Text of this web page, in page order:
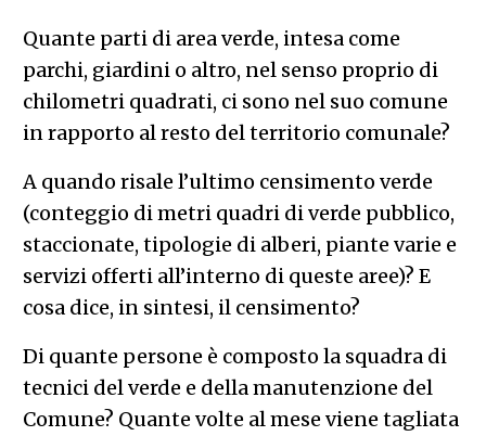
Quante parti di area verde, intesa come
parchi, giardini o altro, nel senso proprio di
chilometri quadrati, ci sono nel suo comune
in rapporto al resto del territorio comunale?
A quando risale l’ultimo censimento verde
(conteggio di metri quadri di verde pubblico,
staccionate, tipologie di alberi, piante varie e
servizi offerti all’interno di queste aree)? E
cosa dice, in sintesi, il censimento?
Di quante persone è composto la squadra di
tecnici del verde e della manutenzione del
Comune? Quante volte al mese viene tagliata